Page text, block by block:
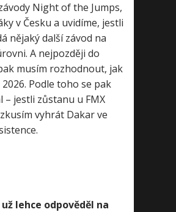
Night of the Jumps,
v Česku a uvidíme, jestli
nějaký další závod na
A nejpozději do
musím rozhodnout, jak
Podle toho se pak
– jestli zůstanu u FMX
vyhrát Dakar ve
lehce odpověděl na